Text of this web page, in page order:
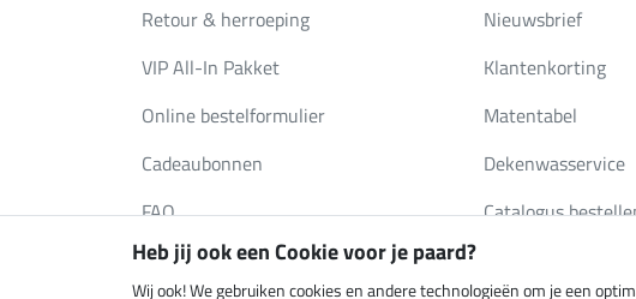
Retour & herroeping
VIP All-In Pakket
Online bestelformulier
Cadeaubonnen
FAQ
Nieuwsbrief
Klantenkorting
Matentabel
Dekenwasservice
Catalogus
Heb jij ook een Cookie voor je paard?
Wij ook! We gebruiken cookies en andere technologieën om je een